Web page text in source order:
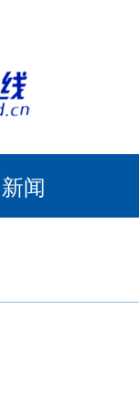
新闻